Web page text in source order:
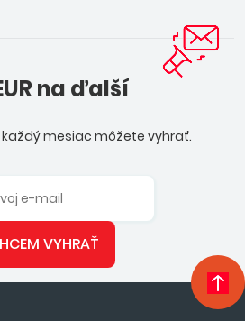
na ďalší
mesiac môžete vyhrať.
VYHRAŤ